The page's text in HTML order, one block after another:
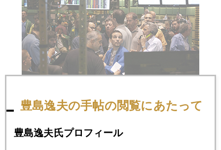
不安」に私のコメントがいろいろ出てます。
↓の、「続きを読む」で全文読めます。
豊島逸夫の手帖の閲覧にあたって
豊島逸夫氏プロフィール